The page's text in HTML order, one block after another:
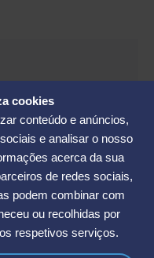
cookies
conteúdo e anúncios,
e analisar o nosso
acerca da sua
de redes sociais,
podem combinar com
ou recolhidas por
respetivos serviços.
| Telefones: (48) 3234-2986
mail:elase@elase.com.br
da Lagoa - Florianópolis |